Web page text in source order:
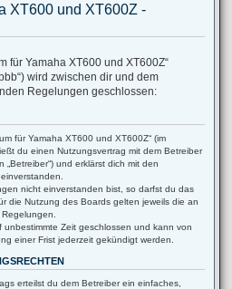
e
XT600 und XT600Z -
für Yamaha XT600 und XT600Z“
wird zwischen dir und dem
Regelungen geschlossen:
für Yamaha XT600 und XT600Z“ (im
du einen Nutzungsvertrag mit dem Betreiber
und erklärst dich mit den
nicht einverstanden bist, so darfst du das
die Nutzung des Boards gelten jeweils die an
unbestimmte Zeit geschlossen und kann von
einer Frist jederzeit gekündigt werden.
erteilst du dem Betreiber ein einfaches,